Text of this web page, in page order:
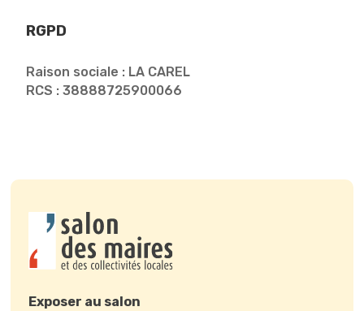
RGPD
Raison sociale : LA CAREL
RCS : 38888725900066
Exposer au salon